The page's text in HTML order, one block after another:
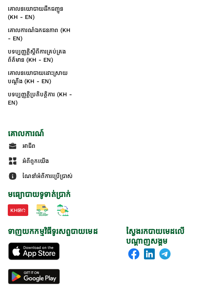
គោលនយោបាយដឹកជញ្ជូន
(KH - EN)
គោលការណ៍ឯកជនភាព (KH
- EN)
បទប្បញ្ញត្តិស្តីពីការគ្រប់គ្រង
ព័ត៌មាន (KH - EN)
គោលនយោបាយដោះស្រាយ
បណ្ដឹង (KH - EN)
បទប្បញ្ញត្តិប្រតិបត្តិការ (KH -
EN)
គោលការណ៍
អាជីព
អំពីពួកយើង
ណែនាំអំពីការប្រើប្រាស់
មធ្យោបាយទូទាត់ប្រាក់
ស្វែងរកបាយមេដលើ
បណ្តាញសង្គម
ទាញយកកម្មវិធីទូរសព្ទបាយមេដ